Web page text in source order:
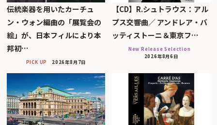
伝統楽器を用いたカーチュ
ン・ウォン編曲の「展覧会の
絵」が、日本フィルにより本
邦初…
PICK UP 2026年8月7日
【CD】R.シュトラウス：アル
プス交響曲／ アンドレア・バ
ッティストーニ＆東京フ…
New Release Selection
2026年8月6日